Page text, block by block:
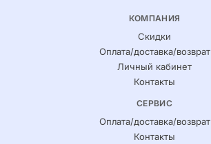
КОМПАНИЯ
Скидки
Оплата/доставка/возврат
Личный кабинет
Контакты
СЕРВИС
Оплата/доставка/возврат
Контакты